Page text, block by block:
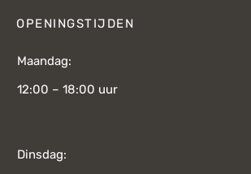
OPENINGSTIJDEN
Maandag:
12:00 – 18:00 uur
Dinsdag: